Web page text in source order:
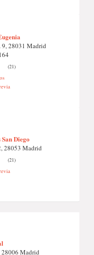
28031 Madrid
(21)
Diego
28053 Madrid
(21)
Madrid